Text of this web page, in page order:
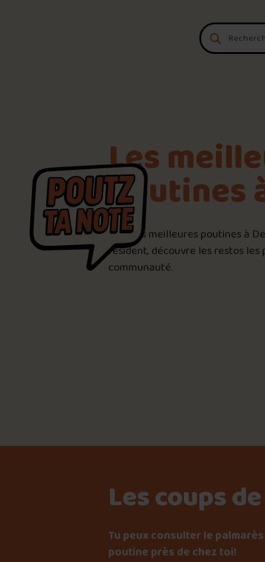
Les
poutines
Voici les meilleures poutines à
résident, découvre les restos
communauté.
Les coups
Tu peux consulter le
poutine près de chez toi!